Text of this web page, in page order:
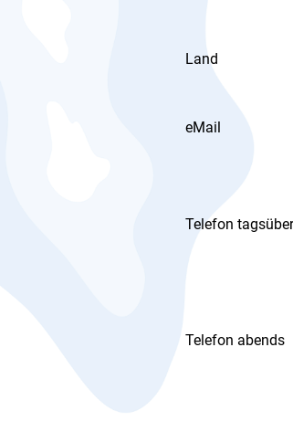
Land
eMail
Telefon tagsüber
Telefon abends